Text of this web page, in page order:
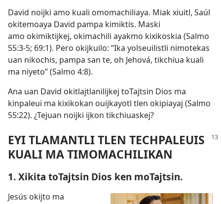
David noijki amo kuali omomachiliaya. Miak xiuitl, Saúl
okitemoaya David pampa kimiktis. Maski
amo okimiktijkej, okimachili ayakmo kixikoskia (Salmo
55:3-5; 69:1). Pero okijkuilo: “Ika yolseuilistli nimotekas
uan nikochis, pampa san te, oh Jehová, tikchiua kuali
ma niyeto” (Salmo 4:8).
Ana uan David okitlajtlanilijkej toTajtsin Dios ma
kinpaleui ma kixikokan ouijkayotl tlen okipiayaj (Salmo
55:22). ¿Tejuan noijki ijkon tikchiuaskej?
EYI TLAMANTLI TLEN TECHPALEUIS
KUALI MA TIMOMACHILIKAN
1. Xikita toTajtsin Dios ken moTajtsin.
Jesús okijto ma